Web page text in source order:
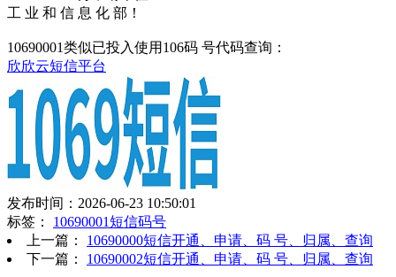
工 业 和 信 息 化 部！
10690001类似已投入使用106码 号代码查询：
欣欣云短信平台
发布时间：2026-06-23 10:50:01
标签： 10690001短信码号
上一篇： 10690000短信开通、申请、码 号、归属、查询
下一篇： 10690002短信开通、申请、码 号、归属、查询